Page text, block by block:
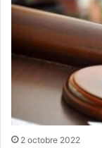
2 octobre 2022